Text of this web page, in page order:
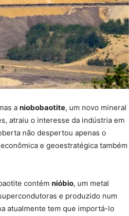
a niobobaotite, um novo mineral
atraiu o interesse da indústria em
não despertou apenas o
e geoestratégica também
contém nióbio, um metal
e produzido num
atualmente tem que importá-lo